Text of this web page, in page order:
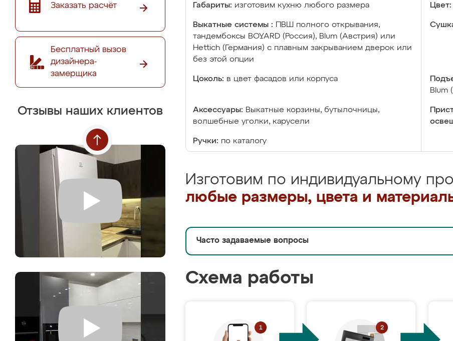
Заказать расчёт
Бесплатный вызов
дизайнера-
замерщика
Отзывы наших клиентов
Габариты: изготовим кухню любого размера Цвет:
Выкатные системы :
ПВШ полного открывания,
тандембоксы BOYARD (Россия), Blum (Австрия) или
Hettich (Германия) с плавным закрыванием дверок или
без этой опции
Цоколь: в цвет фасадов или корпуса
Blum
Аксессуары: Выкатные корзины, бутылочницы,
волшебные уголки, карусели
Ручки: по каталогу
Изготовим по индивидуальному
любые размеры, цвета и
Часто задаваемые вопросы
Схема работы